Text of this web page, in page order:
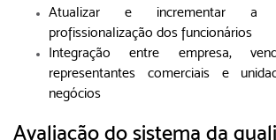
Atualizar e incrementar a
profissionalização dos funcionários
Integração entre empresa,
representantes comerciais e
negócios
Avaliação do sistema da